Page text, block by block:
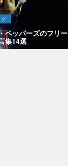
グ
ペッパーズのフリー
集14選